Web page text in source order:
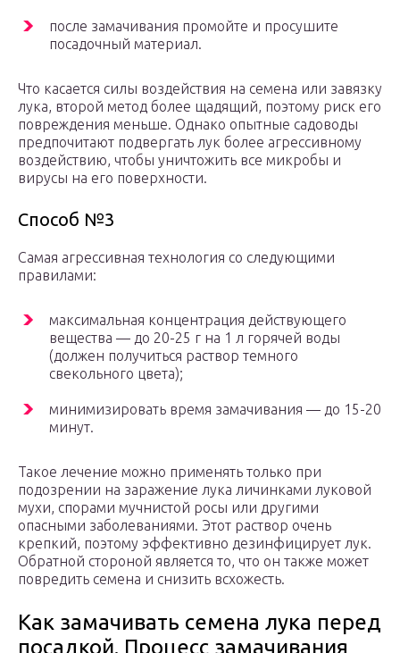
после замачивания промойте и просушите
посадочный материал.
Что касается силы воздействия на семена или завязку
лука, второй метод более щадящий, поэтому риск его
повреждения меньше. Однако опытные садоводы
предпочитают подвергать лук более агрессивному
воздействию, чтобы уничтожить все микробы и
вирусы на его поверхности.
Способ №3
Самая агрессивная технология со следующими
правилами:
максимальная концентрация действующего
вещества — до 20-25 г на 1 л горячей воды
(должен получиться раствор темного
свекольного цвета);
минимизировать время замачивания — до 15-20
минут.
Такое лечение можно применять только при
подозрении на заражение лука личинками луковой
мухи, спорами мучнистой росы или другими
опасными заболеваниями. Этот раствор очень
крепкий, поэтому эффективно дезинфицирует лук.
Обратной стороной является то, что он также может
повредить семена и снизить всхожесть.
Как замачивать семена лука перед
посадкой. Процесс замачивания